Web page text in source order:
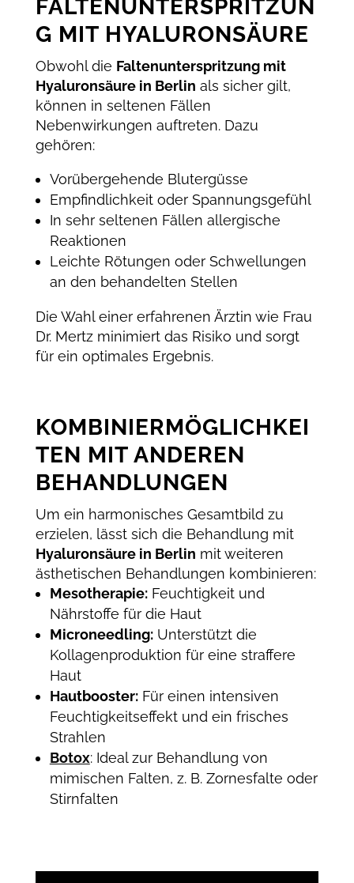
FALTENUNTERSPRITZUN
G MIT HYALURONSÄURE
Obwohl die Faltenunterspritzung mit
Hyaluronsäure in Berlin als sicher gilt,
können in seltenen Fällen
Nebenwirkungen auftreten. Dazu
gehören:
Vorübergehende Blutergüsse
Empfindlichkeit oder Spannungsgefühl
In sehr seltenen Fällen allergische
Reaktionen
Leichte Rötungen oder Schwellungen
an den behandelten Stellen
Die Wahl einer erfahrenen Ärztin wie Frau
Dr. Mertz minimiert das Risiko und sorgt
für ein optimales Ergebnis.
KOMBINIERMÖGLICHKEI
TEN MIT ANDEREN
BEHANDLUNGEN
Um ein harmonisches Gesamtbild zu
erzielen, lässt sich die Behandlung mit
Hyaluronsäure in Berlin mit weiteren
ästhetischen Behandlungen kombinieren:
Mesotherapie:Feuchtigkeit und
Nährstoffe für die Haut
Microneedling:Unterstützt die
Kollagenproduktion für eine straffere
Haut
Hautbooster:Für einen intensiven
Feuchtigkeitseffekt und ein frisches
Strahlen
Botox: Ideal zur Behandlung von
mimischen Falten, z. B. Zornesfalte oder
Stirnfalten